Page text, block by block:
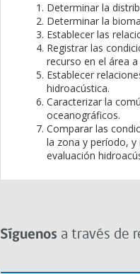
Determinar la
Determinar la
Establecer las
Registrar las
recurso en el área
Establecer
hidroacústica.
Caracterizar la
oceanográficos.
Comparar las
la zona y período,
evaluación
Síguenos a través de